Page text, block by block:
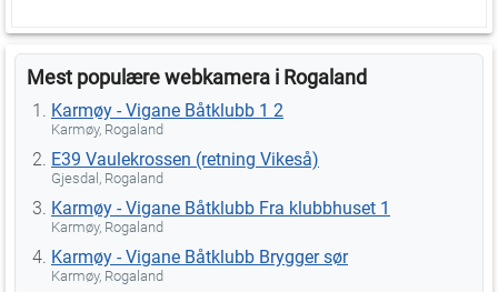
Mest populære webkamera i Rogaland
Karmøy - Vigane Båtklubb 1 2
Karmøy, Rogaland
E39 Vaulekrossen (retning Vikeså)
Gjesdal, Rogaland
Karmøy - Vigane Båtklubb Fra klubbhuset 1
Karmøy, Rogaland
Karmøy - Vigane Båtklubb Brygger sør
Karmøy, Rogaland